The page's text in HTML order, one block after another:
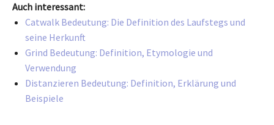
Auch interessant:
Catwalk Bedeutung: Die Definition des Laufstegs und
seine Herkunft
Grind Bedeutung: Definition, Etymologie und
Verwendung
Distanzieren Bedeutung: Definition, Erklärung und
Beispiele